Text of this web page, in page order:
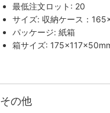
最低注文ロット: 20
サイズ: 収納ケース：
パッケージ: 紙箱
箱サイズ:
その他